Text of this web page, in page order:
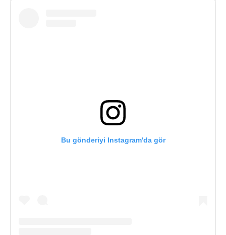
Bu gönderiyi Instagram'da gör